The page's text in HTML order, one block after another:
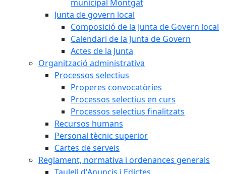
municipal Montgat
Junta de govern local
Composició de la Junta de Govern local
Calendari de la Junta de Govern
Actes de la Junta
Organització administrativa
Processos selectius
Properes convocatòries
Processos selectius en curs
Processos selectius finalitzats
Recursos humans
Personal tècnic superior
Cartes de serveis
Reglament, normativa i ordenances generals